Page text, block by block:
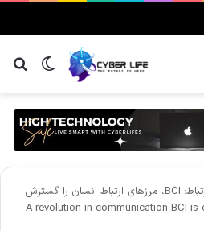
تغییر
آغاز عصر جدیدی از ارتباط: BCI، مرزهای ارتباط انسان را گسترش
A-revolution-in-communication-BCI-